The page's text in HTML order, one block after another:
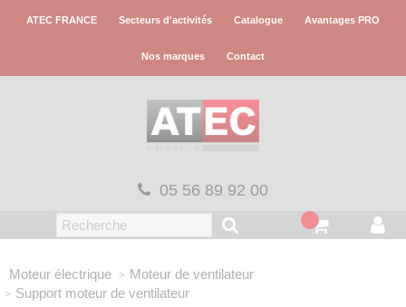
ATEC FRANCE Secteurs d'activités Catalogue Avantages PRO
Nos marques Contact
05 56 89 92 00
Moteur électrique
Moteur de ventilateur
Support moteur de ventilateur